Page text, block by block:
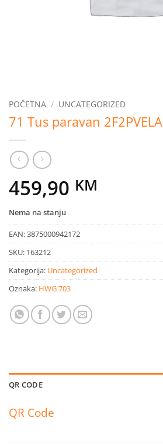
POČETNA / UNCATEGORIZED
71 Tus paravan 2F2PVELA
459,90 KM
Nema na stanju
EAN:3875000942172
SKU: 163212
Kategorija: Uncategorized
Oznaka: HWG 703
QR CODE
QR Code